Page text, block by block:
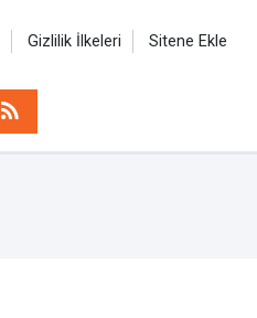
Gizlilik İlkeleri Sitene Ekle